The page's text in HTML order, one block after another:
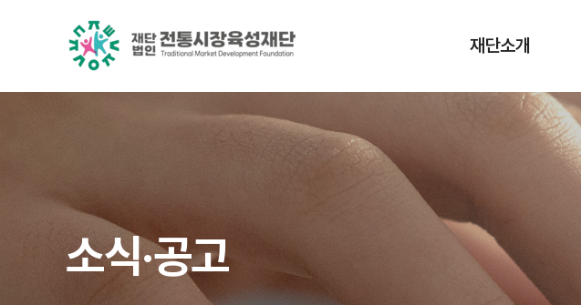
재단소개
CI·슬로건 소개
오시는 길
소식·공고